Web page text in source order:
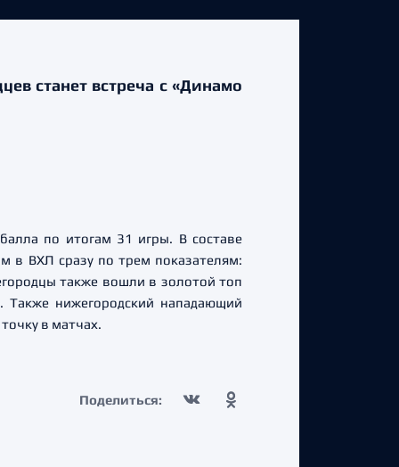
станет встреча с «Динамо
по итогам 31 игры. В составе
в ВХЛ сразу по трем показателям:
также вошли в золотой топ
нижегородский нападающий
в матчах.
Поделиться: